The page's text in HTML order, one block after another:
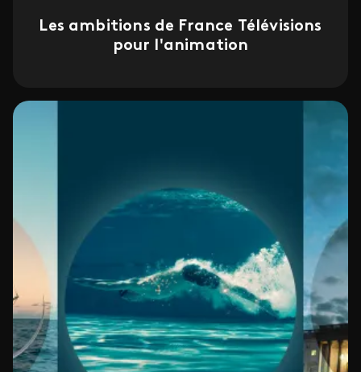
Les ambitions de France Télévisions
pour l'animation